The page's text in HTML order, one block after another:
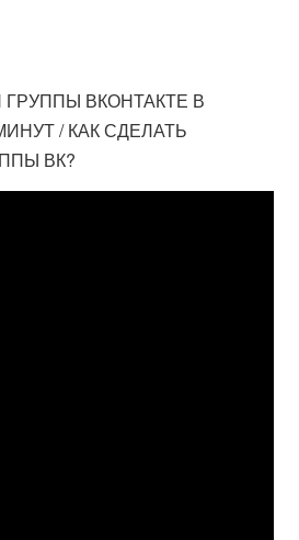
ВКОНТАКТЕ В
/ КАК СДЕЛАТЬ
ВК?